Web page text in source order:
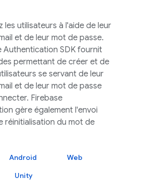
les utilisateurs à l'aide de leur
et de leur mot de passe.
Authentication SDK fournit
permettant de créer et de
se servant de leur
et de leur mot de passe
Firebase
gère également l'envoi
réinitialisation du mot de
Android
Web
Unity